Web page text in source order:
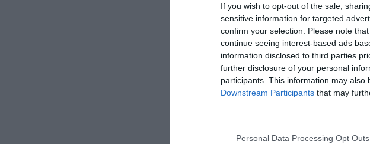
If you wish to opt-out of the sale,
sensitive information for targeted
confirm your selection. Please note
continue seeing interest-based ads
information disclosed to third parties
further disclosure of your personal
participants. This information may
Downstream Participants that may
Personal Data Processing Opt Outs
El Gobierno se pone a manos a la
profesiones del deporte de España
convocado una consulta pública
personas interesadas y afectadas
comunidades autónomas han ido